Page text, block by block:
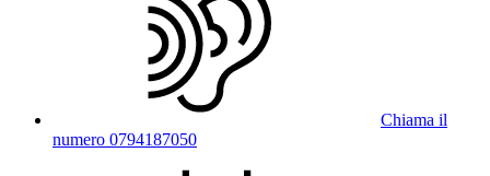
Chiama il
numero 0794187050